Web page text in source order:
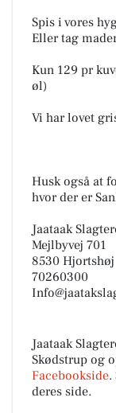
Spis i vores
Eller tag
Kun 129 pr
øl)
Vi har lovet
Husk også at
hvor der er
Jaataak
Mejlbyvej 701
8530 Hjortshøj
70260300
Jaataak
Skødstrup og
Facebookside.
deres side.